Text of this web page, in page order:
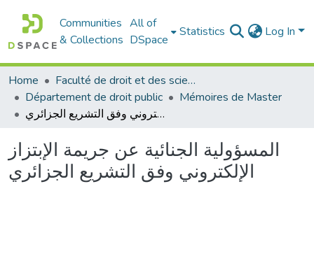
Communities
& Collections
All of
DSpace
Statistics Log In
Home
Faculté de droit et des sciences politiques
Département de droit public
Mémoires de Master
المسؤولية الجنائية عن جريمة الإبتزاز الإلكتروني وفق التشريع الجزائري
المسؤولية الجنائية عن جريمة الإبتزاز
الإلكتروني وفق التشريع الجزائري